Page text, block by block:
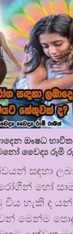
ඖෂධ
වෛද්‍ය රූමි
සඳහා
හෝ
හැකි ද
මෙන්ම පොදු